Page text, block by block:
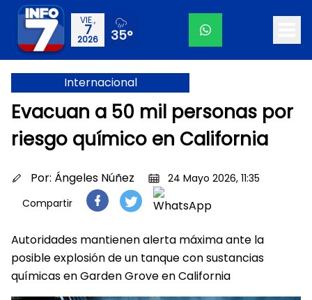
VIE.,
7
2026 35°
Internacional
Evacuan a 50 mil personas por
riesgo químico en California
Por: Ángeles Núñez
24 Mayo 2026, 11:35
Compartir
Autoridades mantienen alerta máxima ante la
posible explosión de un tanque con sustancias
químicas en Garden Grove en California